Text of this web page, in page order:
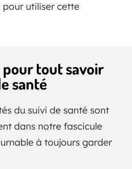
utiliser cette
pour tout savoir
santé
du suivi de santé sont
dans notre fascicule
à toujours garder